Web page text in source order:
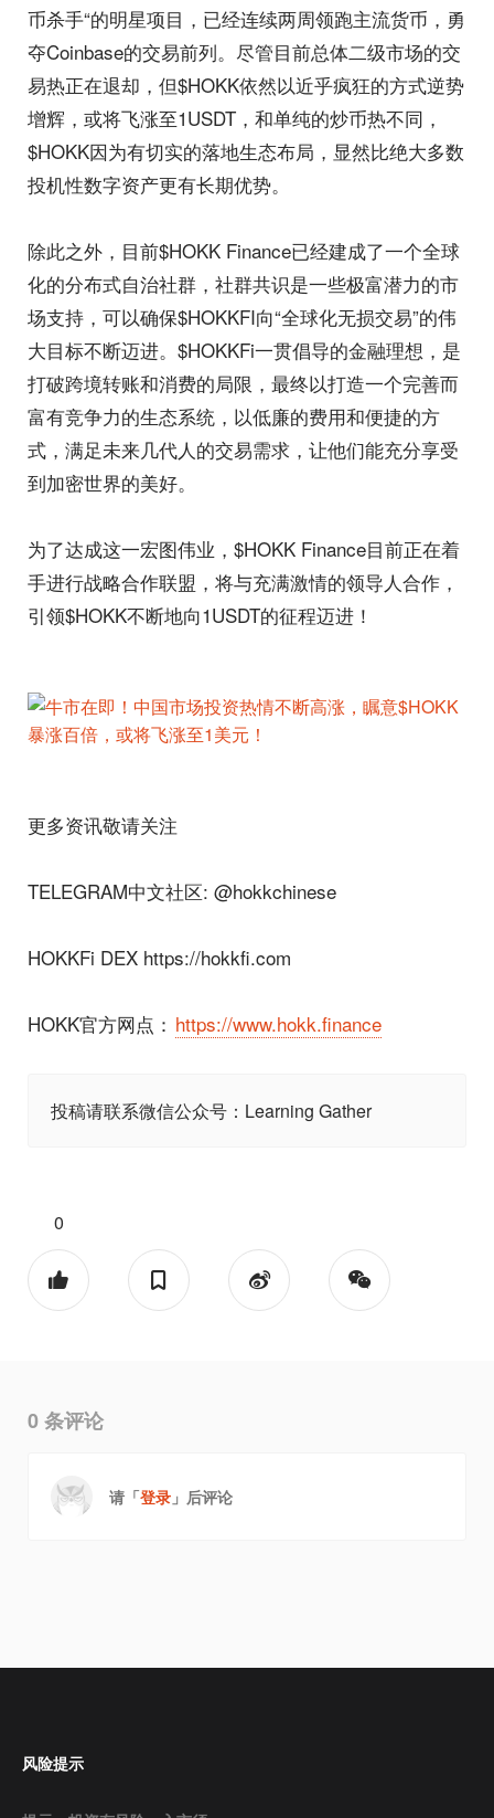
币杀手“的明星项目，已经连续两周领跑主流货币，勇
夺Coinbase的交易前列。尽管目前总体二级市场的交
易热正在退却，但$HOKK依然以近乎疯狂的方式逆势
增辉，或将飞涨至1USDT，和单纯的炒币热不同，
$HOKK因为有切实的落地生态布局，显然比绝大多数
投机性数字资产更有长期优势。
除此之外，目前$HOKK Finance已经建成了一个全球
化的分布式自治社群，社群共识是一些极富潜力的市
场支持，可以确保$HOKKFI向“全球化无损交易”的伟
大目标不断迈进。$HOKKFi一贯倡导的金融理想，是
打破跨境转账和消费的局限，最终以打造一个完善而
富有竞争力的生态系统，以低廉的费用和便捷的方
式，满足未来几代人的交易需求，让他们能充分享受
到加密世界的美好。
为了达成这一宏图伟业，$HOKK Finance目前正在着
手进行战略合作联盟，将与充满激情的领导人合作，
引领$HOKK不断地向1USDT的征程迈进！
更多资讯敬请关注
TELEGRAM中文社区: @hokkchinese
HOKKFi DEX https://hokkfi.com
HOKK官方网点： https://www.hokk.finance
投稿请联系微信公众号：Learning Gather
0
0条评论
请「登录 」后评论
风险提示